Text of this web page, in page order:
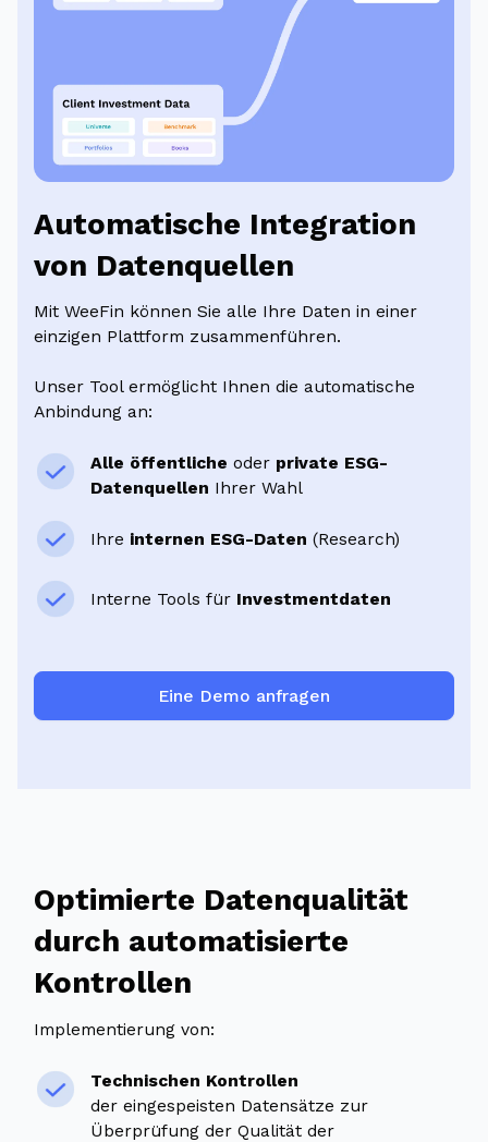
Automatische Integration
von Datenquellen
Mit WeeFin können Sie alle Ihre Daten in einer
einzigen Plattform zusammenführen.
Unser Tool ermöglicht Ihnen die automatische
Anbindung an:
Alle öffentliche oder private ESG-
Datenquellen Ihrer Wahl
Ihre internen ESG-Daten (Research)
Interne Tools für Investmentdaten
Eine Demo anfragen
Optimierte Datenqualität
durch automatisierte
Kontrollen
Implementierung von:
Technischen Kontrollen
der eingespeisten Datensätze zur
Überprüfung der Qualität der